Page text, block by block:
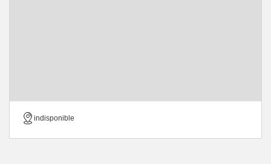
indisponible